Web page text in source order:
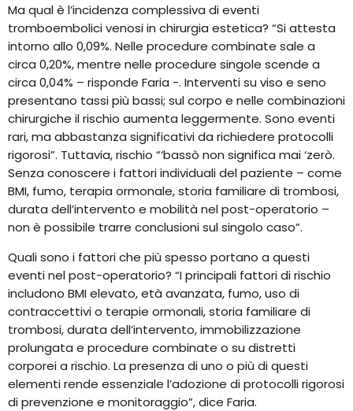
Ma qual è l’incidenza complessiva di eventi
tromboembolici venosi in chirurgia estetica? “Si attesta
intorno allo 0,09%. Nelle procedure combinate sale a
circa 0,20%, mentre nelle procedure singole scende a
circa 0,04% – risponde Faria -. Interventi su viso e seno
presentano tassi più bassi; sul corpo e nelle combinazioni
chirurgiche il rischio aumenta leggermente. Sono eventi
rari, ma abbastanza significativi da richiedere protocolli
rigorosi”. Tuttavia, rischio “‘bassò non significa mai ‘zerò.
Senza conoscere i fattori individuali del paziente – come
BMI, fumo, terapia ormonale, storia familiare di trombosi,
durata dell’intervento e mobilità nel post-operatorio –
non è possibile trarre conclusioni sul singolo caso”.
Quali sono i fattori che più spesso portano a questi
eventi nel post-operatorio? “I principali fattori di rischio
includono BMI elevato, età avanzata, fumo, uso di
contraccettivi o terapie ormonali, storia familiare di
trombosi, durata dell’intervento, immobilizzazione
prolungata e procedure combinate o su distretti
corporei a rischio. La presenza di uno o più di questi
elementi rende essenziale l’adozione di protocolli rigorosi
di prevenzione e monitoraggio”, dice Faria.